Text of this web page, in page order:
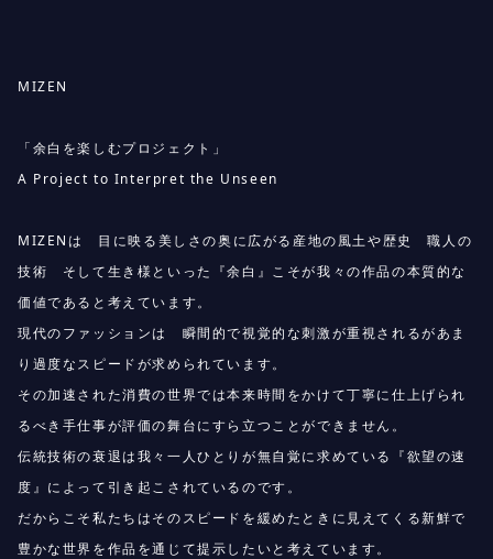
MIZEN
「余白を楽しむプロジェクト」
A Project to Interpret the Unseen
MIZENは 目に映る美しさの奥に広がる産地の風土や歴史 職人の
技術 そして生き様といった『余白』こそが我々の作品の本質的な
価値であると考えています。
現代のファッションは 瞬間的で視覚的な刺激が重視されるがあま
り過度なスピードが求められています。
その加速された消費の世界では本来時間をかけて丁寧に仕上げられ
るべき手仕事が評価の舞台にすら立つことができません。
伝統技術の衰退は我々一人ひとりが無自覚に求めている『欲望の速
度』によって引き起こされているのです。
だからこそ私たちはそのスピードを緩めたときに見えてくる新鮮で
豊かな世界を作品を通じて提示したいと考えています。